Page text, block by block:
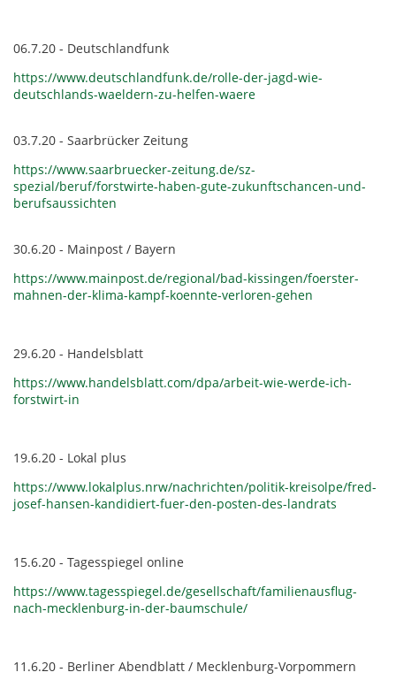
06.7.20 - Deutschlandfunk
https://www.deutschlandfunk.de/rolle-der-jagd-wie-
deutschlands-waeldern-zu-helfen-waere
03.7.20 - Saarbrücker Zeitung
https://www.saarbruecker-zeitung.de/sz-
spezial/beruf/forstwirte-haben-gute-zukunftschancen-und-
berufsaussichten
30.6.20 - Mainpost / Bayern
https://www.mainpost.de/regional/bad-kissingen/foerster-
mahnen-der-klima-kampf-koennte-verloren-gehen
29.6.20 - Handelsblatt
https://www.handelsblatt.com/dpa/arbeit-wie-werde-ich-
forstwirt-in
19.6.20 - Lokal plus
https://www.lokalplus.nrw/nachrichten/politik-kreisolpe/fred-
josef-hansen-kandidiert-fuer-den-posten-des-landrats
15.6.20 - Tagesspiegel online
https://www.tagesspiegel.de/gesellschaft/familienausflug-
nach-mecklenburg-in-der-baumschule/
11.6.20 - Berliner Abendblatt / Mecklenburg-Vorpommern